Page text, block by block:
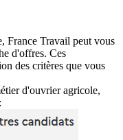
France Travail peut vous
d'offres. Ces
des critères que vous
d'ouvrier agricole,